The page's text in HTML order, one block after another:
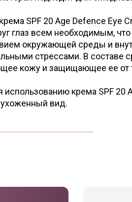
SPF 20 Age Defence Eye
глаз всем необходимым,
окружающей среды и
стрессами. В составе
кожу и защищающее ее от
использованию крема SPF 20
вид.